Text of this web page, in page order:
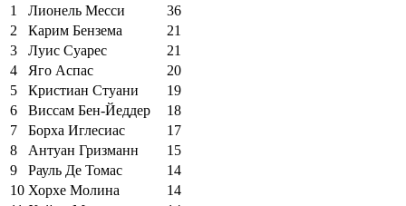
1
Лионель Месси
36
2
Карим Бензема
21
3
Луис Суарес
21
4
Яго Аспас
20
5
Кристиан Стуани
19
6
Виссам Бен-Йеддер
18
7
Борха Иглесиас
17
8
Антуан Гризманн
15
9
Рауль Де Томас
14
10 Хорхе Молина
14